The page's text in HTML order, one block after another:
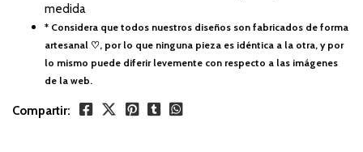
medida
* Considera que todos nuestros diseños son fabricados de forma
artesanal ♡, por lo que ninguna pieza es idéntica a la otra, y por
lo mismo puede diferir levemente con respecto a las imágenes
de la web.
Compartir: